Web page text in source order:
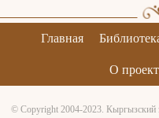
Главная
О
© Copyright 2004-2023.